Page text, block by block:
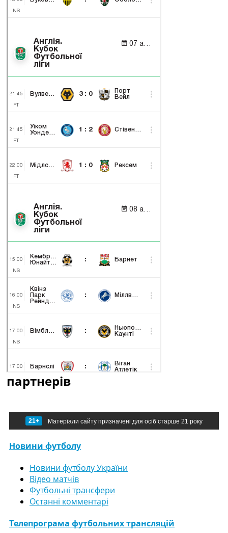
партнерів
21+ Матеріали сайту призначені для осіб старше 21 року
Новини футболу
Новини футболу України
Відео матчів
Футбольні трансфери
Останні комментарі
Телепрограма футбольних трансляцій